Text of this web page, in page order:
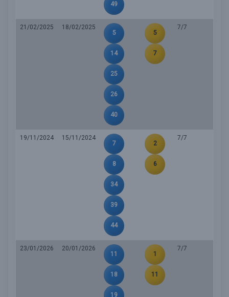
49
21/02/2025
18/02/2025
5
14
25
26
40
5
7
7/7
19/11/2024
15/11/2024
7
8
34
39
44
2
6
7/7
23/01/2026
20/01/2026
11
18
19
1
11
7/7